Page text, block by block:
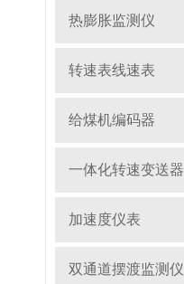
热膨胀监测仪
转速表线速表
给煤机编码器
一体化转速变送器
加速度仪表
双通道摆渡监测仪